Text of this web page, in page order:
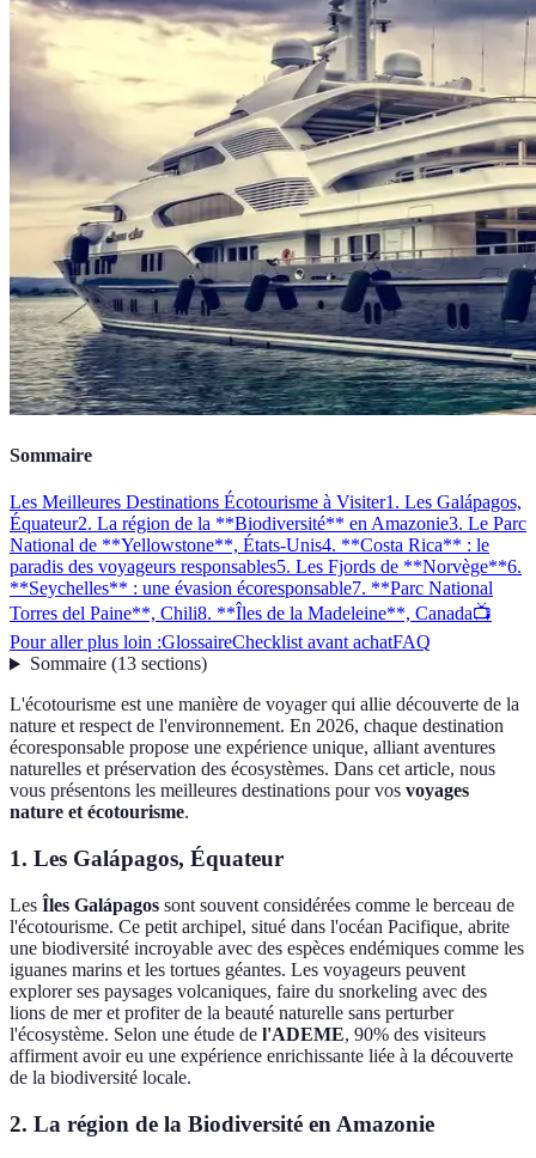
Sommaire
Les Meilleures Destinations Écotourisme à Visiter1. Les Galápagos,
Équateur2. La région de la **Biodiversité** en Amazonie3. Le Parc
National de **Yellowstone**, États-Unis4. **Costa Rica** : le
paradis des voyageurs responsables5. Les Fjords de **Norvège**6.
**Seychelles** : une évasion écoresponsable7. **Parc National
Torres del Paine**, Chili8. **Îles de la Madeleine**, Canada📺
Pour aller plus loin :GlossaireChecklist avant achatFAQ
Sommaire(13 sections)
L'écotourisme est une manière de voyager qui allie découverte de la
nature et respect de l'environnement. En 2026, chaque destination
écoresponsable propose une expérience unique, alliant aventures
naturelles et préservation des écosystèmes. Dans cet article, nous
vous présentons les meilleures destinations pour vos voyages
nature et écotourisme.
1. Les Galápagos, Équateur
Les Îles Galápagos sont souvent considérées comme le berceau de
l'écotourisme. Ce petit archipel, situé dans l'océan Pacifique, abrite
une biodiversité incroyable avec des espèces endémiques comme les
iguanes marins et les tortues géantes. Les voyageurs peuvent
explorer ses paysages volcaniques, faire du snorkeling avec des
lions de mer et profiter de la beauté naturelle sans perturber
l'écosystème. Selon une étude de l'ADEME, 90% des visiteurs
affirment avoir eu une expérience enrichissante liée à la découverte
de la biodiversité locale.
2. La région de la Biodiversité en Amazonie